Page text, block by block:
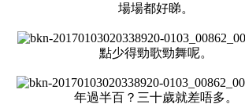
場場都好睇。
點少得勁歌勁舞呢。
年過半百？三十歲就差唔多。